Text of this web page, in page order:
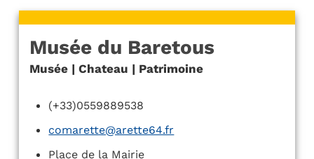
Musée du Baretous
Musée | Chateau | Patrimoine
(+33)0559889538
comarette@arette64.fr
Place de la Mairie